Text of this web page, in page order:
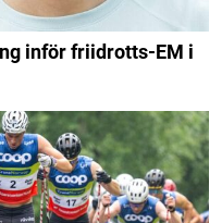
inför friidrotts-EM i